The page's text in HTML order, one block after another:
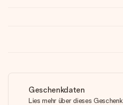
Geschenkdaten
Lies mehr über dieses Geschenk